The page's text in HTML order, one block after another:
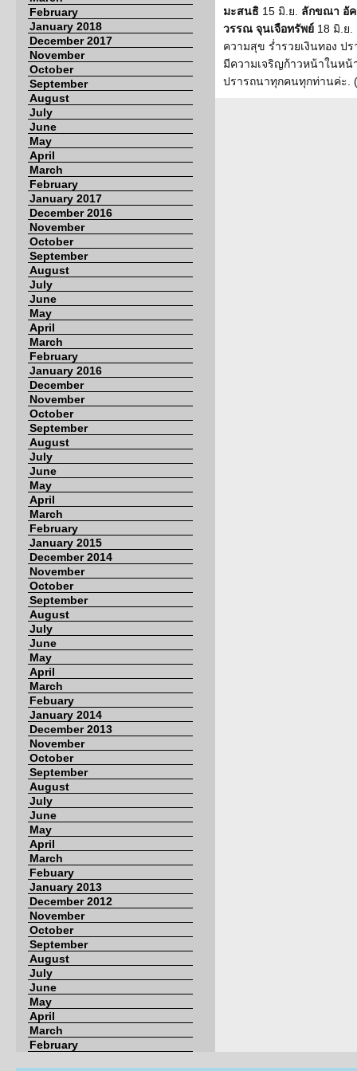
February
January 2018
December 2017
November
October
September
August
July
June
May
April
March
February
January 2017
December 2016
November
October
September
August
July
June
May
April
March
February
January 2016
December
November
October
September
August
July
June
May
April
March
February
January 2015
December 2014
November
October
September
August
July
June
May
April
March
Febuary
January 2014
December 2013
November
October
September
August
July
June
May
April
March
Febuary
January 2013
December 2012
November
October
September
August
July
June
May
April
March
February
มะสนธิ 15 มิ.ย. ลักขณา อั
วรรณ จุนเจือทรัพย์ 18 มิ.ย.
ความสุข ร่ำรวยเงินทอง ป
มีความเจริญก้าวหน้าในหน้
ปรารถนาทุกคนทุกท่านค่ะ.